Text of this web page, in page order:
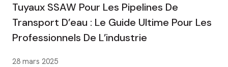
Tuyaux SSAW Pour Les Pipelines De
Transport D’eau : Le Guide Ultime Pour Les
Professionnels De L’industrie
28 mars 2025